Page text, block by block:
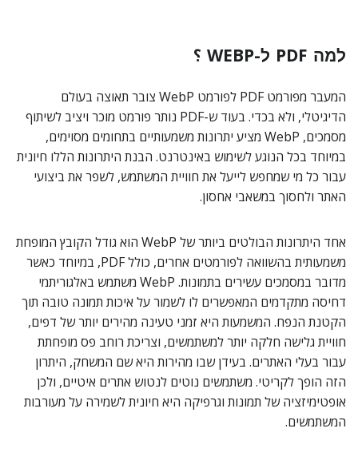
למה PDF ל-WEBP ؟
המעבר מפורמט PDF לפורמט WebP צובר תאוצה בעולם
הדיגיטלי, ולא בכדי. בעוד ש-PDF נותר פורמט מוכר ויציב לשיתוף
מסמכים, WebP מציע יתרונות משמעותיים בתחומים מסוימים,
במיוחד בכל הנוגע לשימוש באינטרנט. הבנת היתרונות הללו חיונית
עבור כל מי שמחפש לייעל את חוויית המשתמש, לשפר את ביצועי
האתר ולחסוך במשאבי אחסון.
אחד היתרונות הבולטים ביותר של WebP הוא גודל הקובץ המופחת
משמעותית בהשוואה לפורמטים אחרים, כולל PDF, במיוחד כאשר
מדובר במסמכים עשירים בתמונות. WebP משתמש באלגוריתמי
דחיסה מתקדמים המאפשרים לו לשמור על איכות תמונה טובה תוך
הקטנת הנפח. המשמעות היא זמני טעינה מהירים יותר של דפים,
חוויית גלישה חלקה יותר למשתמשים, וצריכת רוחב פס מופחתת
עבור בעלי האתרים. בעידן שבו מהירות היא שם המשחק, היתרון
הזה הופך לקריטי. משתמשים נוטים לנטוש אתרים איטיים, ולכן
אופטימיזציה של תמונות וגרפיקה היא חיונית לשמירה על מעורבות
המשתמשים.